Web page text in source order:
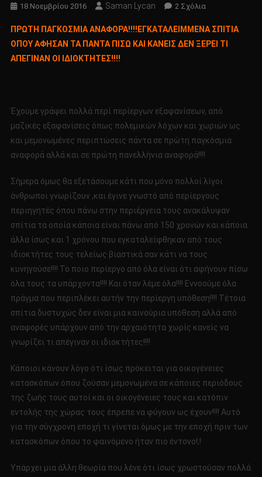
18 Νοεμβρίου 2016 Saman Lycan 2 ΣχόλιαΣτο
ΠΑΓΚΟΣΜΙΑ
ΑΝΑΦΟΡΑ!!!!
ΤΑ
ΠΑΝΤΑ
ΠΙΣΩ
ΔΕΝ
ΞΕΡΕΙ
ΤΙ
ΑΠΕΓΙΝΑΝ
ΠΡΩΤΗ ΠΑΓΚΟΣΜΙΑ ΑΝΑΦΟΡΑ!!!!ΕΓΚΑΤΑΛΕΙΜΜΕΝΑ ΣΠΙΤΙΑ
ΟΠΟΥ ΑΦΗΣΑΝ ΤΑ ΠΑΝΤΑ ΠΙΣΩ ΚΑΙ ΚΑΝΕΙΣ ΔΕΝ ΞΕΡΕΙ ΤΙ
ΑΠΕΓΙΝΑΝ ΟΙ ΙΔΙΟΚΤΗΤΕΣ!!!!
Έχουμε γράψει πολλά περί περίεργων εξαφανίσεων, από
μαζικές εξαφανίσεις όπως πολεμικών λόχων και χωριών ως
και μεμονωμένες περιπτώσεις πάντα σε πρώτη παγκόσμια
αναφορά αλλά και σε πρώτη πανελλήνια αναφορά!!!!
Σήμερα όμως θα εξετάσουμε κάτι που μόνο πολλοί λίγοι
άνθρωποι γνωρίζουν ,και έγινε γνωστό από περίεργους
περιηγητές όπου πάνω στην περιέργεια τους ανακάλυψαν
σπίτια τα οποία κάποια είναι πάνω από 150 χρονών και κάποια
άλλα ίσως και 1 χρόνου που εγκαταλείφθηκαν από τους
ιδιοκτήτες τους τελείως βιαστικά σαν κάτι να τους
κυνηγούσε!!!! Το ποιο περίεργο από όλα είναι ότι αφήνουν πίσω
όλα τους τα υπάρχοντα!!!! Και όταν λέμε όλα!!!! Εννοούμε όλα
πράγμα που περιπλέκει αυτήν την περίεργη υπόθεση!!!! Τέτοια
σπίτια δυστυχώς δεν είναι μια καινούρια υπόθεση αλλά από
αναφορές υπάρχουν από την αρχαιότητα χωρίς κανείς να
γνωρίζει τι απέγιναν οι ιδιοκτήτες!!!!
Κάποιοι κάνουν λόγο ότι ίσως πρόκειται για οικογένειες
κατασκόπων όπου ζούσαν μεμονωμένα σε κάποιες περιόδους
της ζωής τους αυτοί και οι οικογένειες τους και κατόπιν
εντολής της χώρας τους έπρεπε να φύγουν ως έχουν!!!! Αυτό
για την σύγχρονη εποχή τι γίνεται όμως με την εποχή πριν των
κατασκόπων όπου το φαινόμενο ήταν πιο έντονο!;!
Υπάρχει μια άλλη θεωρία που λένε ότι ίσως χρωστούσαν πολλά